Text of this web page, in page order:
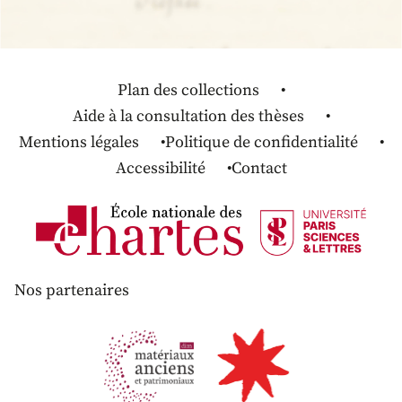
Plan des collections
Aide à la consultation des thèses
Mentions légales
Politique de confidentialité
Accessibilité
Contact
Nos partenaires